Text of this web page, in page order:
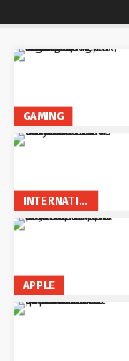
GAMING
INTERNATIONAL
APPLE